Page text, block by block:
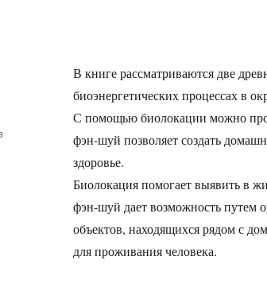
В книге рассматриваются две
биоэнергетических процессах в
С помощью биолокации можно
фэн-шуй позволяет создать
здоровье.
Биолокация помогает выявить в
фэн-шуй дает возможность путем
объектов, находящихся рядом с
для проживания человека.